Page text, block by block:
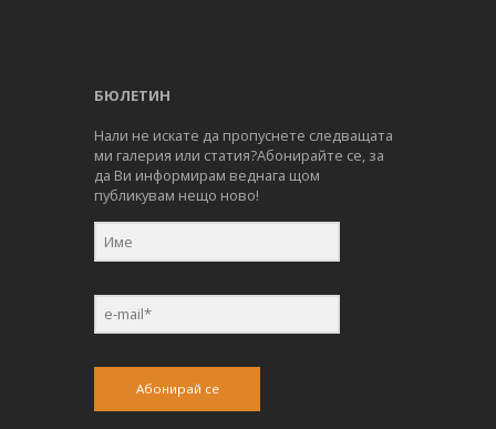
БЮЛЕТИН
Нали не искате да пропуснете следващата
ми галерия или статия?Абонирайте се, за
да Ви информирам веднага щом
публикувам нещо ново!
Абонирай се